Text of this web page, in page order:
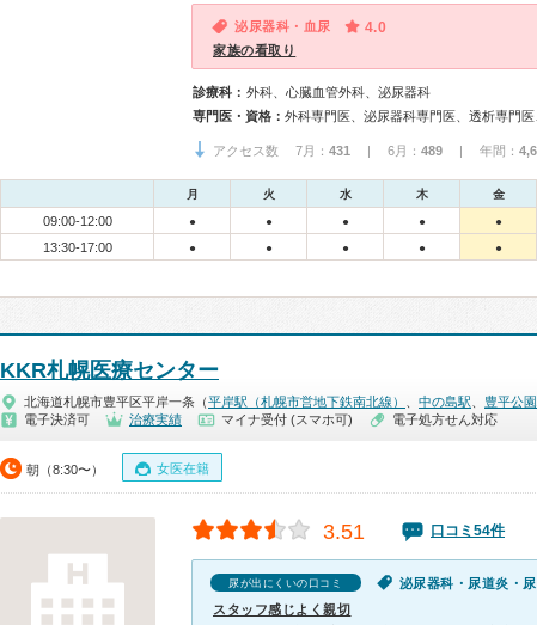
泌尿器科・血尿 4.0
家族の看取り
診療科： 外科、心臓血管外科、泌尿器科
専門医・資格： 外科専門医、泌尿器科専門医、透析専門
アクセス数 7月： 431 | 6月： 489 | 年間：
月 火 水 木 金
09:00-12:00 ● ● ● ● ●
13:30-17:00 ● ● ● ● ●
KKR札幌医療センター
北海道札幌市豊平区平岸一条（平岸駅（札幌市営地下鉄南北線） 中の島駅 豊平公
電子決済可
治療実績 マイナ受付 (スマホ可) 電子処方せん対応
朝（8:30〜） 女医在籍
3.51 口コミ54件
尿が出にくいの口コミ 泌尿器科・尿道炎・
スタッフ感じよく親切